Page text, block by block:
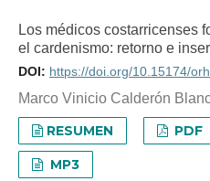
Los médicos costarricenses
el cardenismo: retorno e
DOI: https://doi.org/10.15174/
Marco Vinicio Calderón
RESUMEN PDF
MP3